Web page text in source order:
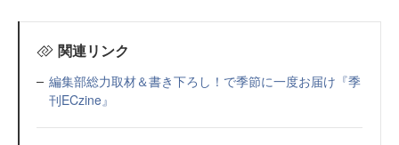
関連リンク
編集部総力取材＆書き下ろし！で季節に一度お届け『季
刊ECzine』